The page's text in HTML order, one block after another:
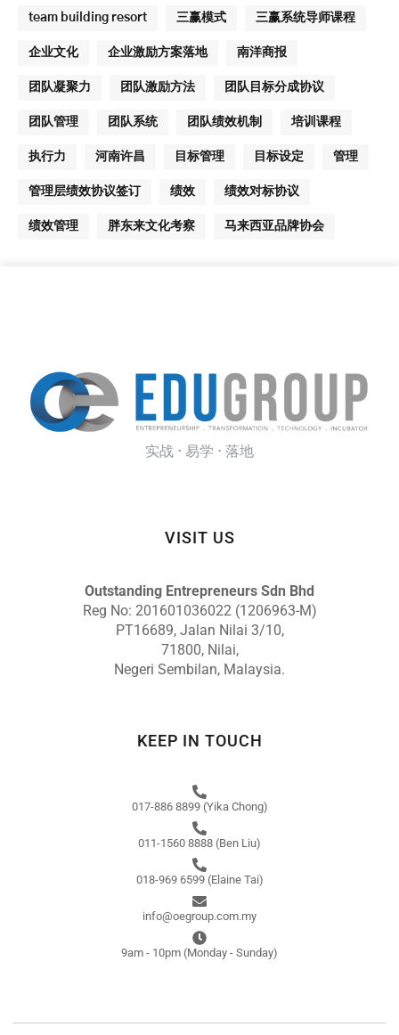
team building resort 三赢模式 三赢系统导师课程
企业文化 企业激励方案落地 南洋商报
团队凝聚力 团队激励方法 团队目标分成协议
团队管理 团队系统 团队绩效机制 培训课程
执行力 河南许昌 目标管理 目标设定 管理
管理层绩效协议签订 绩效 绩效对标协议
绩效管理 胖东来文化考察 马来西亚品牌协会
实战 · 易学 · 落地
VISIT US
Outstanding Entrepreneurs Sdn Bhd
Reg No: 201601036022 (1206963-M)
PT16689, Jalan Nilai 3/10,
71800, Nilai,
Negeri Sembilan, Malaysia.
KEEP IN TOUCH
017-886 8899 (Yika Chong)
011-1560 8888 (Ben Liu)
018-969 6599 (Elaine Tai)
info@oegroup.com.my
9am - 10pm (Monday - Sunday)